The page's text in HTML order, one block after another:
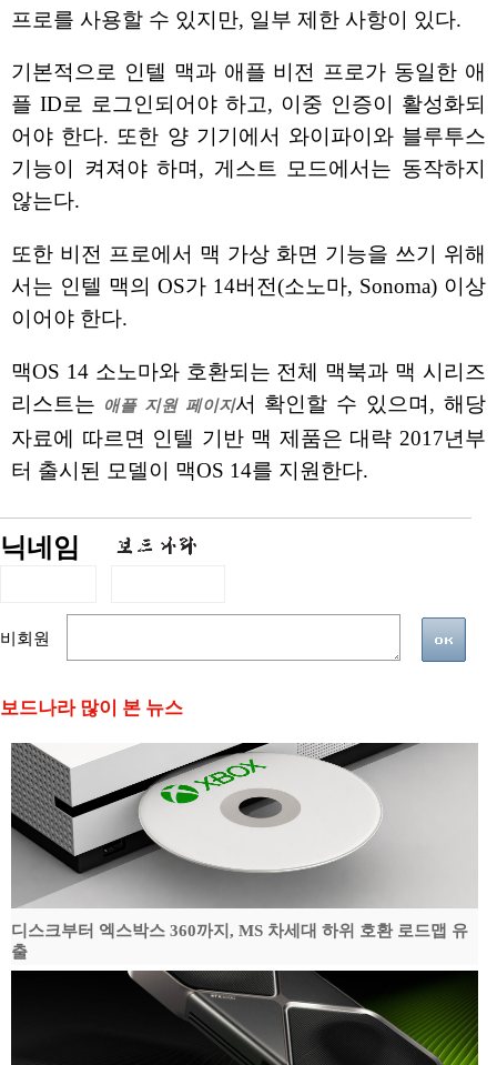
프로를 사용할 수 있지만, 일부 제한 사항이 있다.
기본적으로 인텔 맥과 애플 비전 프로가 동일한 애
플 ID로 로그인되어야 하고, 이중 인증이 활성화되
어야 한다. 또한 양 기기에서 와이파이와 블루투스
기능이 켜져야 하며, 게스트 모드에서는 동작하지
않는다.
또한 비전 프로에서 맥 가상 화면 기능을 쓰기 위해
서는 인텔 맥의 OS가 14버전(소노마, Sonoma) 이상
이어야 한다.
맥OS 14 소노마와 호환되는 전체 맥북과 맥 시리즈
리스트는 애플 지원 페이지서 확인할 수 있으며, 해당
자료에 따르면 인텔 기반 맥 제품은 대략 2017년부
터 출시된 모델이 맥OS 14를 지원한다.
닉네임
비회원
보드나라 많이 본 뉴스
디스크부터 엑스박스 360까지, MS 차세대 하위 호환 로드맵 유
출